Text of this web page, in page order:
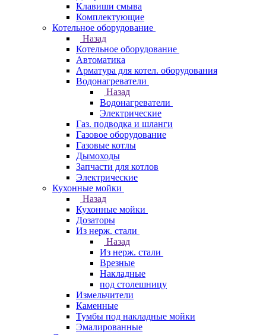
Клавиши смыва
Комплектующие
Котельное оборудование
Назад
Котельное оборудование
Автоматика
Арматура для котел. оборудования
Водонагреватели
Назад
Водонагреватели
Электрические
Газ. подводка и шланги
Газовое оборудование
Газовые котлы
Дымоходы
Запчасти для котлов
Электрические
Кухонные мойки
Назад
Кухонные мойки
Дозаторы
Из нерж. стали
Назад
Из нерж. стали
Врезные
Накладные
под столешницу
Измельчители
Каменные
Тумбы под накладные мойки
Эмалированные